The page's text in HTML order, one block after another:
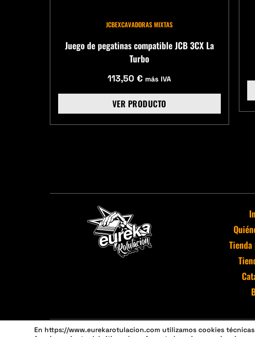
JCBEXCAVADORAS MIXTAS
Juego de pegatinas compatible JCB 3CX La
Turbo
113,50€ más IVA
VER PRODUCTO
En https://www.eurekarotulacion.com utilizamos cookies